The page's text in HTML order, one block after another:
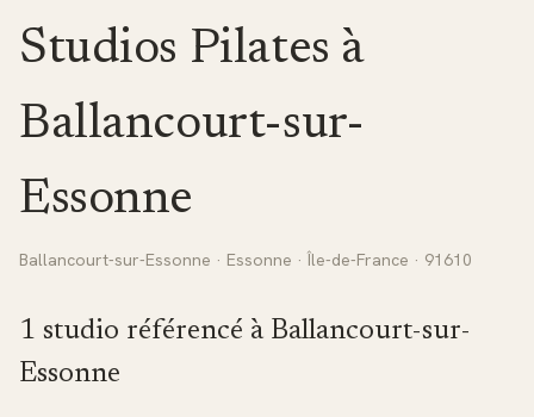
Studios Pilates à
Ballancourt-sur-
Essonne
Ballancourt-sur-Essonne · Essonne · Île-de-France · 91610
1 studio référencé à Ballancourt-sur-
Essonne